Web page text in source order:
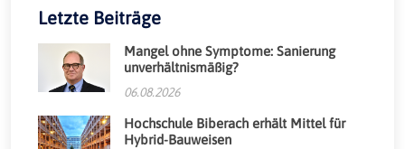
Letzte Beiträge
Mangel ohne Symptome: Sanierung
unverhältnismäßig?
06.08.2026
Hochschule Biberach erhält Mittel für
Hybrid-Bauweisen